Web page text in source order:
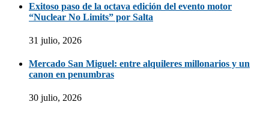
Exitoso paso de la octava edición del evento motor
“Nuclear No Limits” por Salta
31 julio, 2026
Mercado San Miguel: entre alquileres millonarios y un
canon en penumbras
30 julio, 2026